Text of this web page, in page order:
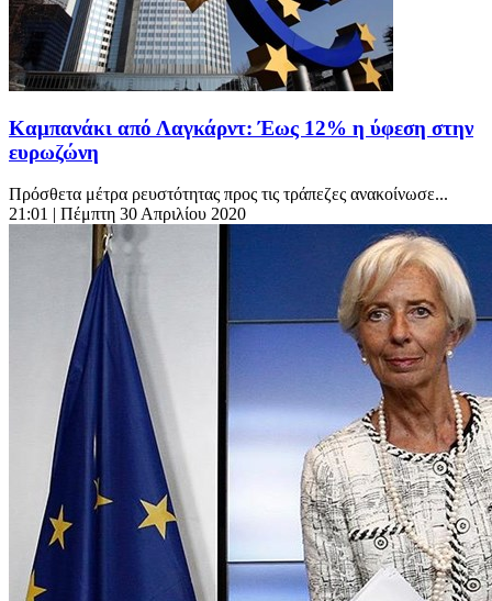
Καμπανάκι από Λαγκάρντ: Έως 12% η ύφεση στην
ευρωζώνη
Πρόσθετα μέτρα ρευστότητας προς τις τράπεζες ανακοίνωσε...
21:01 | Πέμπτη 30 Απριλίου 2020